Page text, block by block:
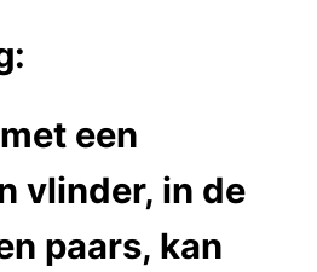
een
vlinder, in de
paars, kan